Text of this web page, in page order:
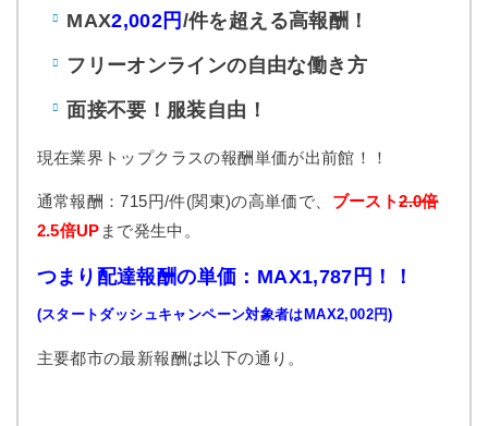
MAX2,002円/件を超える高報酬！
フリーオンラインの自由な働き方
面接不要！服装自由！
現在業界トップクラスの報酬単価が出前館！！
通常報酬：715円/件(関東)の高単価で、 ブースト2.0倍
2.5倍UP まで発生中。
つまり配達報酬の単価：MAX1,787円！！
(スタートダッシュキャンペーン対象者はMAX2,002円)
主要都市の最新報酬は以下の通り。